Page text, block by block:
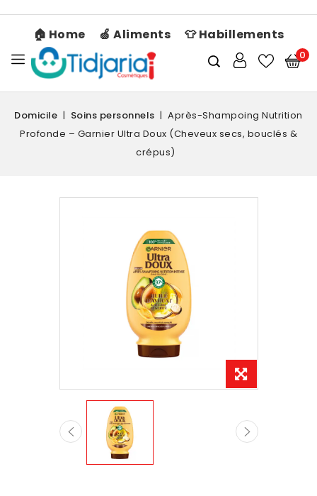
🏠 Home 🍏 Aliments 👕 Habillements
0
Domicile Soins personnels
Après-Shampoing Nutrition
Profonde – Garnier Ultra Doux (Cheveux secs, bouclés &
crépus)